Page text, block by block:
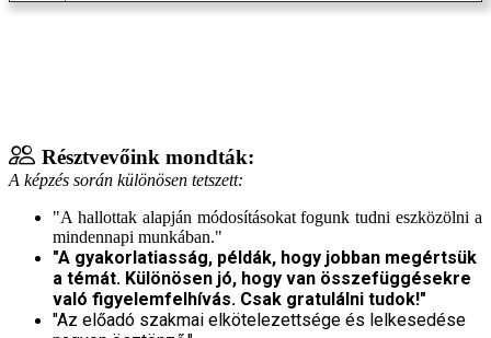
Résztvevőink mondták:
A képzés során különösen tetszett:
"A hallottak alapján módosításokat fogunk tudni eszközölni a
mindennapi munkában."
"A gyakorlatiasság, példák, hogy jobban megértsük
a témát. Különösen jó, hogy van összefüggésekre
való figyelemfelhívás. Csak gratulálni tudok!"
"Az előadó szakmai elkötelezettsége és lelkesedése